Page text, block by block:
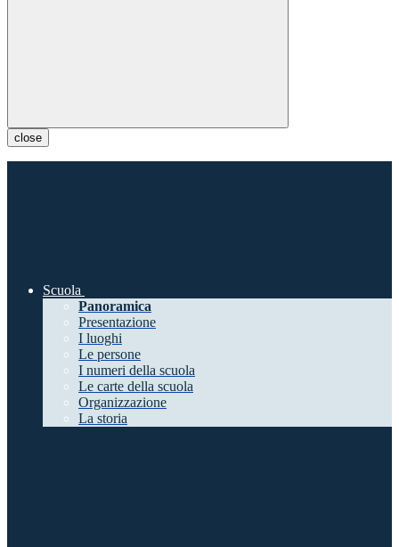
close
Scuola
Panoramica
Presentazione
I luoghi
Le persone
I numeri della scuola
Le carte della scuola
Organizzazione
La storia